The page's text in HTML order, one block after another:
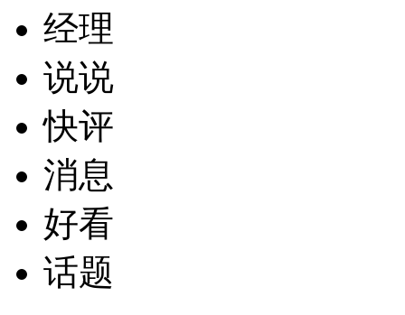
经理
说说
快评
消息
好看
话题